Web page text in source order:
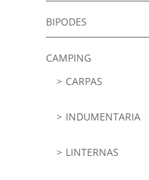
BIPODES
CAMPING
CARPAS
INDUMENTARIA
LINTERNAS